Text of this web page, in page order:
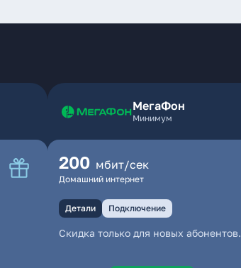
МегаФон
Минимум
200 мбит/сек
Домашний интернет
Детали Подключение
Скидка только для новых абонентов.